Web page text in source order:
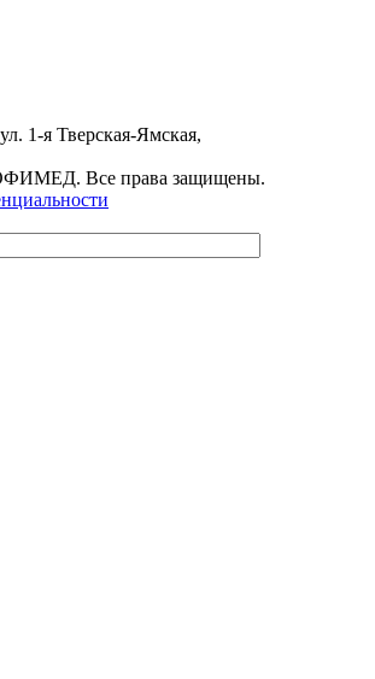
1-я Тверская-Ямская,
Все права защищены.